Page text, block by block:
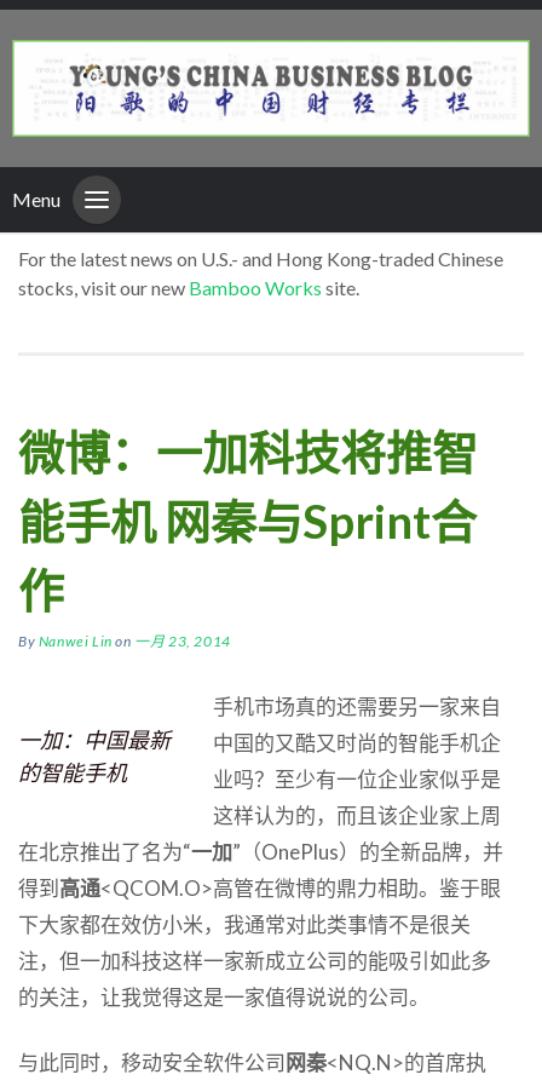
Menu
For the latest news on U.S.- and Hong Kong-traded Chinese
stocks, visit our new Bamboo Works site.
微博：一加科技将推智
能手机 网秦与Sprint合
作
By Nanwei Lin on 一月 23, 2014
一加：中国最新
的智能手机
手机市场真的还需要另一家来自
中国的又酷又时尚的智能手机企
业吗？至少有一位企业家似乎是
这样认为的，而且该企业家上周
在北京推出了名为“一加”（OnePlus）的全新品牌，并
得到 高通<QCOM.O>高管在微博的鼎力相助。鉴于眼
下大家都在效仿小米，我通常对此类事情不是很关
注，但一加科技这样一家新成立公司的能吸引如此多
的关注，让我觉得这是一家值得说说的公司。
与此同时，移动安全软件公司 网秦<NQ.N>的首席执